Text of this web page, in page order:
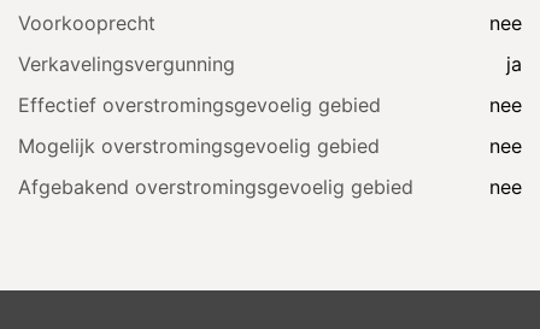
Voorkooprecht
nee
Verkavelingsvergunning
ja
Effectief overstromingsgevoelig gebied
nee
Mogelijk overstromingsgevoelig gebied
nee
Afgebakend overstromingsgevoelig gebied
nee